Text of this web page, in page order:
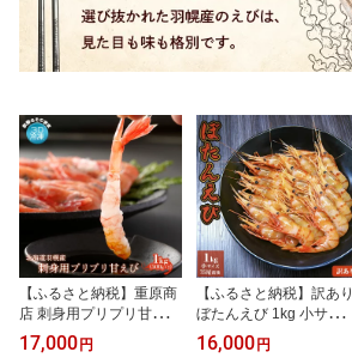
【ふるさと納税】重原商
店 刺身用プリプリ甘えび
1kg | えび エビ 海老 甘え
び 甘エビ 甘海老 1kg 1キ
17,000円
【ふるさと納税】訳あり
ぼたんえび 1kg 小サイズ
75尾前後 | ボタンエビ ぼ
たんえび えび エビ 刺身
16,000円